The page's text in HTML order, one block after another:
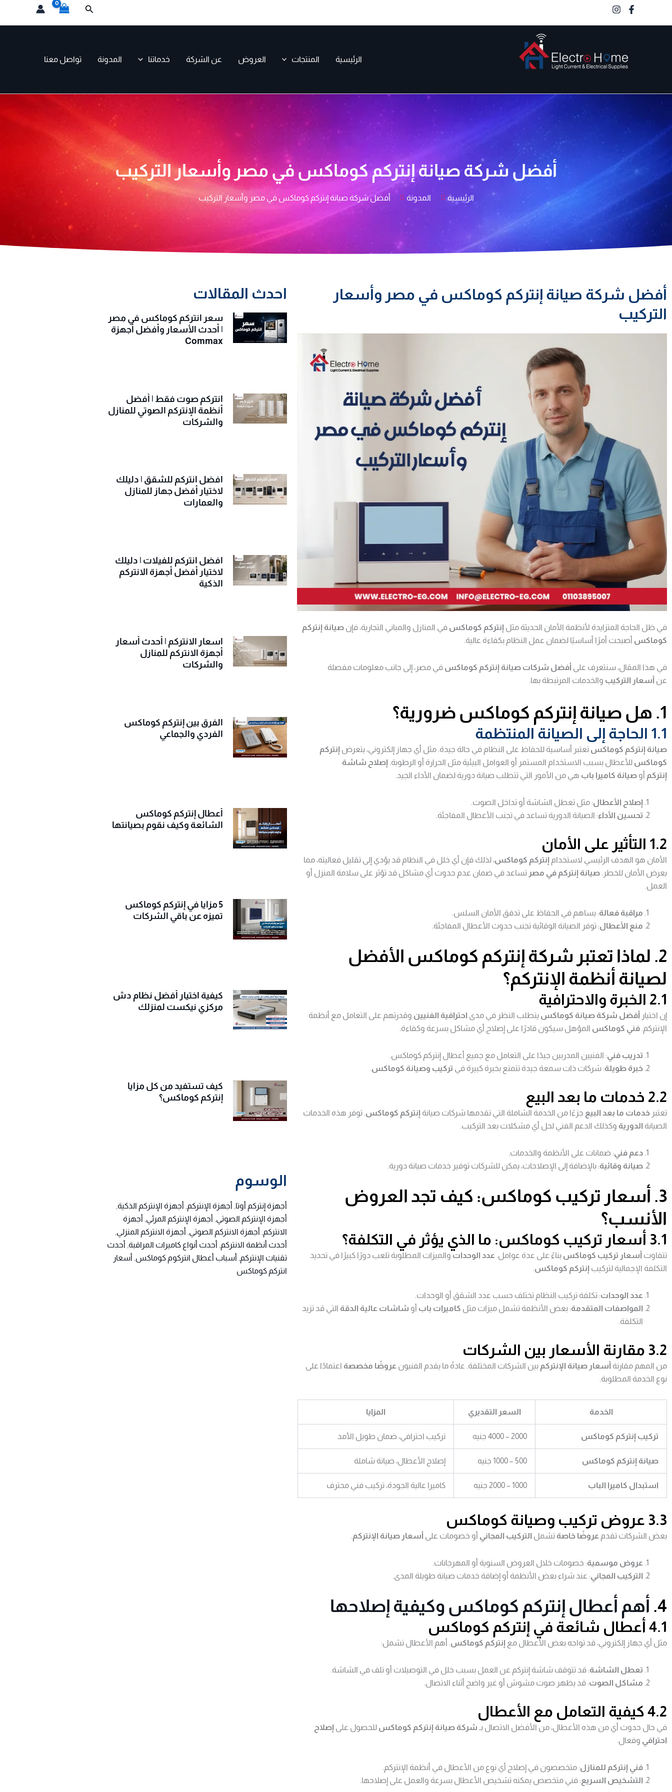
البحث
الرئيسية المنتجات العروض عن الشركة خدماتنا المدونة تواصل معنا
أفضل شركة صيانة إنتركم كوماكس في مصر وأسعار التركيب
الرئيسية المدونة أفضل شركة صيانة إنتركم كوماكس في مصر وأسعار التركيب
أفضل شركة صيانة إنتركم كوماكس في مصر وأسعار
التركيب
في ظل الحاجة المتزايدة لأنظمة الأمان الحديثة مثل إنتركم كوماكس في المنازل والمباني التجارية، فإن صيانة إنتركم
كوماكس أصبحت أمرًا أساسيًا لضمان عمل النظام بكفاءة عالية.
في هذا المقال، سنتعرف على أفضل شركات صيانة إنتركم كوماكس في مصر، إلى جانب معلومات مفصلة
عن أسعار التركيب والخدمات المرتبطة بها.
1. هل صيانة إنتركم كوماكس ضرورية؟
1.1 الحاجة إلى الصيانة المنتظمة
صيانة إنتركم كوماكس تعتبر أساسية للحفاظ على النظام في حالة جيدة. مثل أي جهاز إلكتروني، يتعرض إنتركم
كوماكس للأعطال بسبب الاستخدام المستمر أو العوامل البيئية مثل الحرارة أو الرطوبة. إصلاح شاشة
إنتركم أو صيانة كاميرا باب هي من الأمور التي تتطلب صيانة دورية لضمان الأداء الجيد.
إصلاح الأعطال: مثل تعطل الشاشة أو تداخل الصوت.
تحسين الأداء: الصيانة الدورية تساعد في تجنب الأعطال المفاجئة.
1.2 التأثير على الأمان
الأمان هو الهدف الرئيسي لاستخدام إنتركم كوماكس، لذلك فإن أي خلل في النظام قد يؤدي إلى تقليل فعاليته، مما
يعرض الأمان للخطر. صيانة إنتركم في مصر تساعد في ضمان عدم حدوث أي مشاكل قد تؤثر على سلامة المنزل أو
العمل.
مراقبة فعالة: يساهم في الحفاظ على تدفق الأمان السلس.
منع الأعطال: توفر الصيانة الوقائية تجنب حدوث الأعطال المفاجئة.
2. لماذا تعتبر شركة إنتركم كوماكس الأفضل
لصيانة أنظمة الإنتركم؟
2.1 الخبرة والاحترافية
إن اختيار أفضل شركة صيانة كوماكس يتطلب النظر في مدى احترافية الفنيين وقدرتهم على التعامل مع أنظمة
الإنتركم. فني كوماكس المؤهل سيكون قادرًا على إصلاح أي مشاكل بسرعة وكفاءة.
تدريب فني: الفنيين المدربين جيدًا على التعامل مع جميع أعطال إنتركم كوماكس.
خبرة طويلة: شركات ذات سمعة جيدة تتمتع بخبرة كبيرة في تركيب وصيانة كوماكس.
2.2 خدمات ما بعد البيع
تعتبر خدمات ما بعد البيع جزءًا من الخدمة الشاملة التي تقدمها شركات صيانة إنتركم كوماكس. توفر هذه الخدمات
الصيانة الدورية وكذلك الدعم الفني لحل أي مشكلات بعد التركيب.
دعم فني: ضمانات على الأنظمة والخدمات.
صيانة وقائية: بالإضافة إلى الإصلاحات، يمكن للشركات توفير خدمات صيانة دورية.
3. أسعار تركيب كوماكس: كيف تجد العروض
الأنسب؟
3.1 أسعار تركيب كوماكس: ما الذي يؤثر في التكلفة؟
تتفاوت أسعار تركيب كوماكس بناءً على عدة عوامل. عدد الوحدات والميزات المطلوبة تلعب دورًا كبيرًا في تحديد
التكلفة الإجمالية لتركيب إنتركم كوماكس.
عدد الوحدات: تكلفة تركيب النظام تختلف حسب عدد الشقق أو الوحدات.
المواصفات المتقدمة: بعض الأنظمة تشمل ميزات مثل كاميرات باب أو شاشات عالية الدقة التي قد تزيد
التكلفة.
3.2 مقارنة الأسعار بين الشركات
من المهم مقارنة أسعار صيانة الإنتركم بين الشركات المختلفة. عادةً ما يقدم الفنيون عروضًا مخصصة اعتمادًا على
نوع الخدمة المطلوبة.
الخدمة السعر التقديري المزايا
تركيب إنتركم كوماكس 2000 – 4000 جنيه تركيب احترافي، ضمان طويل الأمد
صيانة إنتركم كوماكس 500 – 1000 جنيه إصلاح الأعطال، صيانة شاملة
استبدال كاميرا الباب 1000 – 2000 جنيه كاميرا عالية الجودة، تركيب فني محترف
3.3 عروض تركيب وصيانة كوماكس
بعض الشركات تقدم عروضًا خاصة تشمل التركيب المجاني أو خصومات على أسعار صيانة الإنتركم.
عروض موسمية: خصومات خلال العروض السنوية أو المهرجانات.
التركيب المجاني: عند شراء بعض الأنظمة أو إضافة خدمات صيانة طويلة المدى.
4. أهم أعطال إنتركم كوماكس وكيفية إصلاحها
4.1 أعطال شائعة في إنتركم كوماكس
مثل أي جهاز إلكتروني، قد تواجه بعض الأعطال مع إنتركم كوماكس. أهم الأعطال تشمل:
تعطل الشاشة: قد تتوقف شاشة إنتركم عن العمل بسبب خلل في التوصيلات أو تلف في الشاشة.
مشاكل الصوت: قد يظهر صوت مشوش أو غير واضح أثناء الاتصال.
4.2 كيفية التعامل مع الأعطال
في حال حدوث أي من هذه الأعطال، من الأفضل الاتصال بـ شركة صيانة إنتركم كوماكس للحصول على إصلاح
احترافي وفعال.
فني إنتركم للمنازل: متخصصون في إصلاح أي نوع من الأعطال في أنظمة الإنتركم.
التشخيص السريع: فني متخصص يمكنه تشخيص الأعطال بسرعة والعمل على إصلاحها.
احدث المقالات
سعر انتركم كوماكس في مصر
| أحدث الأسعار وأفضل أجهزة
Commax
انتركم صوت فقط | أفضل
أنظمة الإنتركم الصوتي للمنازل
والشركات
افضل انتركم للشقق | دليلك
لاختيار أفضل جهاز للمنازل
والعمارات
افضل انتركم للفيلات | دليلك
لاختيار أفضل أجهزة الانتركم
الذكية
اسعار الانتركم | أحدث أسعار
أجهزة الانتركم للمنازل
والشركات
الفرق بين إنتركم كوماكس
الفردي والجماعي
أعطال إنتركم كوماكس
الشائعة وكيف نقوم بصيانتها
5 مزايا في إنتركم كوماكس
تميزه عن باقي الشركات
كيفية اختيار أفضل نظام دش
مركزي نيكست لمنزلك
كيف تستفيد من كل مزايا
إنتركم كوماكس؟
الوسوم
أجهزة إنتركم أوتا, أجهزة الإنتركم, أجهزة الإنتركم الذكية,
أجهزة الإنتركم الصوتي, أجهزة الإنتركم المرئي, أجهزة
الانتركم, أجهزة الانتركم الصوتي, أجهزة الانتركم المنزلي,
أحدث أنظمة الانتركم, أحدث أنواع كاميرات المراقبة, أحدث
تقنيات الإنتركم, أسباب أعطال انتركوم كوماكس, أسعار
انتركم كوماكس